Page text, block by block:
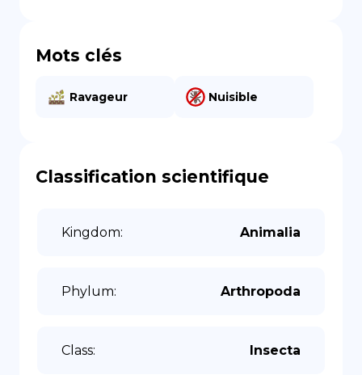
Mots clés
Ravageur Nuisible
Classification scientifique
Kingdom: Animalia
Phylum: Arthropoda
Class: Insecta